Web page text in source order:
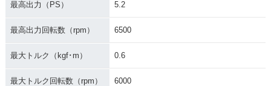
最高出力（PS） 5.2
最高出力回転数（rpm） 6500
最大トルク（kgf･m） 0.6
最大トルク回転数（rpm） 6000